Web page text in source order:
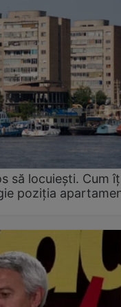
să locuiești. Cum
poziția